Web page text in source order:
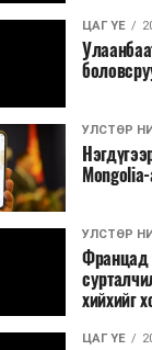
ЦАГ ҮЕ
УЛСТӨР
УЛСТӨР
Францад
хийхийг
ЦАГ ҮЕ